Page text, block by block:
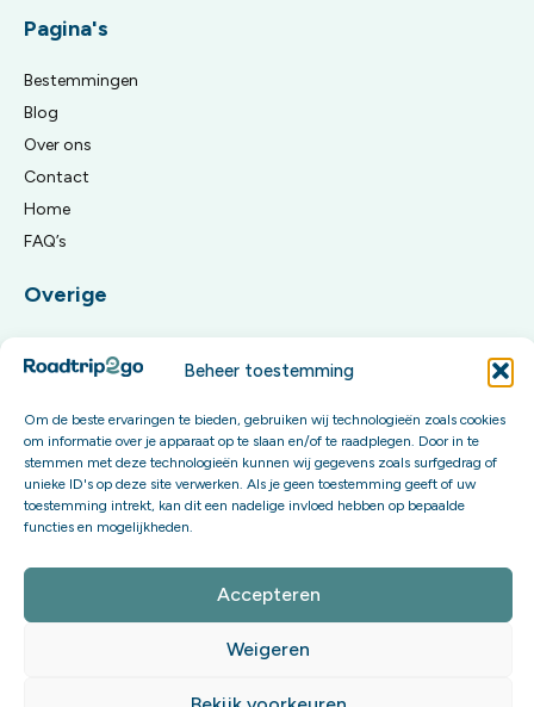
Beheer toestemming
Om de beste ervaringen te bieden, gebruiken wij technologieën zoals cookies
om informatie over je apparaat op te slaan en/of te raadplegen. Door in te
stemmen met deze technologieën kunnen wij gegevens zoals surfgedrag of
unieke ID's op deze site verwerken. Als je geen toestemming geeft of uw
toestemming intrekt, kan dit een nadelige invloed hebben op bepaalde
functies en mogelijkheden.
Accepteren
Weigeren
Pagina's
Bestemmingen
Blog
Over ons
Contact
Home
FAQ’s
Overige
Privacy Policy
Meld je aan voor onze updates
Word onderdeel van onze community en krijg exclusieve
content én invloed op onze toekomstige boekingsopties.
Aanmelden